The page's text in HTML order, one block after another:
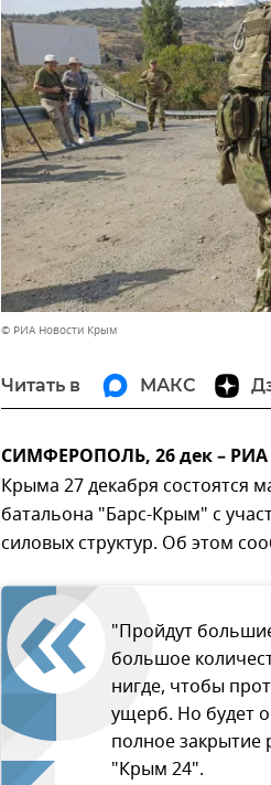
© РИА Новости Крым
Читать в МАКС
СИМФЕРОПОЛЬ, 26 дек –
Крыма 27 декабря состоятся
батальона "Барс-Крым" с
силовых структур. Об этом
"Пройдут
большое
нигде, чтобы
ущерб. Но будет
полное закрытие
"Крым 24".